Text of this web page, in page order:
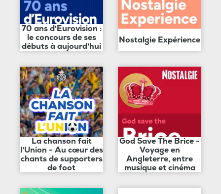
70 ans d'Eurovision :
le concours de ses
débuts à aujourd'hui
Nostalgie Expérience
La chanson fait
l'Union - Au cœur des
chants de supporters
de foot
God Save The Brice -
Voyage en
Angleterre, entre
musique et cinéma